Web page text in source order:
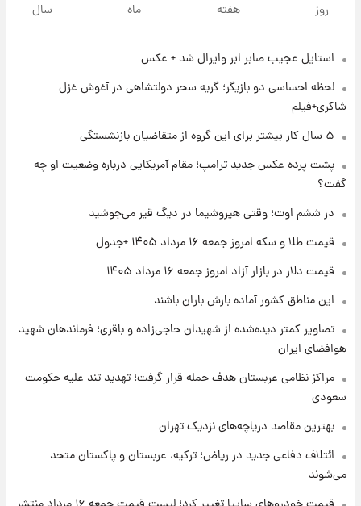
روزها پربارش‌تر خواهند بود؟
۱ روز پیش
شد؛ تیکدری، محبی و سرگیف با اعداد ویژه
۱ روز پیش
شد+فیلم
تغییر تند قیمت محصولات ایران‌خودرو و سایپا
امروز پنجشنبه ۱۵ مرداد ۱۴۰۵ +جدول
قیمت طلا و سکه امروز پنجشنبه ۱۵ مرداد ۱۴۰۵
شارژ جدید کالابرگ برای سه دهک؛ جزئیات اعلام
روز هفته ماه سال
استایل عجیب صابر ابر وایرال شد + عکس
لحظه احساسی دو بازیگر؛ گریه سحر دولتشاهی در آغوش غزل
شاکری+فیلم
۵ سال کار بیشتر برای این گروه از متقاضیان بازنشستگی
پشت پرده عکس جدید ترامپ؛ مقام آمریکایی درباره وضعیت او چه
گفت؟
در ششم اوت؛ وقتی هیروشیما در دیگ قیر می‌جوشید
قیمت طلا و سکه امروز جمعه ۱۶ مرداد ۱۴۰۵ +جدول
قیمت دلار در بازار آزاد امروز جمعه ۱۶ مرداد ۱۴۰۵
این مناطق کشور آماده بارش باران باشند
تصاویر کمتر دیده‌شده از شهیدان حاجی‌زاده و باقری؛ فرماندهان شهید
هوافضای ایران
مراکز نظامی عربستان هدف حمله قرار گرفت؛ تهدید تند علیه حکومت
سعودی
بهترین مقاصد دریاچه‌های نزدیک تهران
ائتلاف دفاعی جدید در ریاض؛ ترکیه، عربستان و پاکستان متحد
می‌شوند